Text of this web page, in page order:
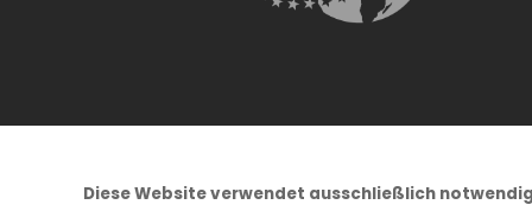
Diese Website verwendet ausschließlich